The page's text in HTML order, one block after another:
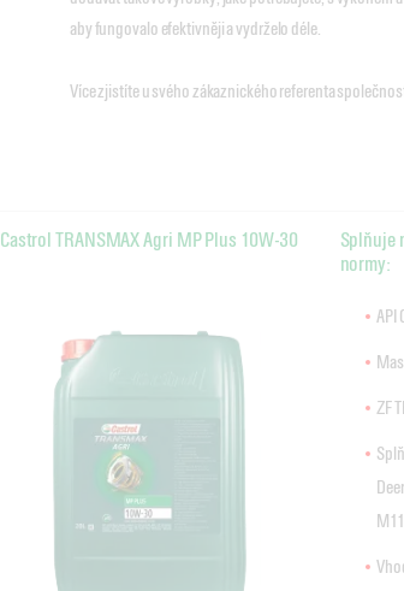
aby fungovalo efektivněji a vydrželo déle.
Více zjistíte u svého zákaznického referenta
Castrol TRANSMAX Agri MP Plus 10W-30
Splňuje
normy:
API
ZF